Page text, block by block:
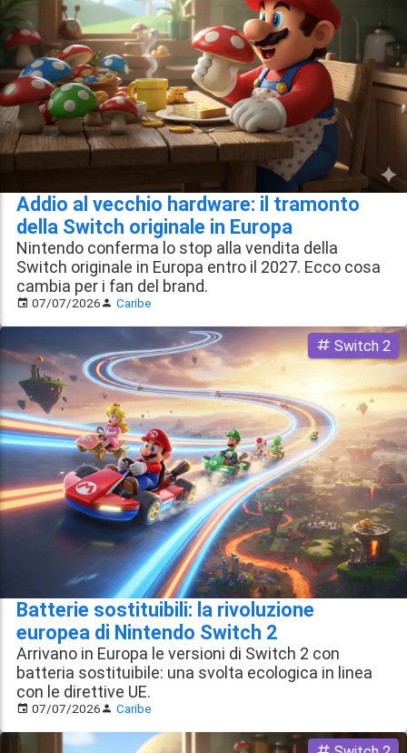
Addio al vecchio hardware: il tramonto
della Switch originale in Europa
Nintendo conferma lo stop alla vendita della
Switch originale in Europa entro il 2027. Ecco cosa
cambia per i fan del brand.
07/07/2026 Caribe
Batterie sostituibili: la rivoluzione
europea di Nintendo Switch 2
Switch 2
Arrivano in Europa le versioni di Switch 2 con
batteria sostituibile: una svolta ecologica in linea
con le direttive UE.
07/07/2026 Caribe